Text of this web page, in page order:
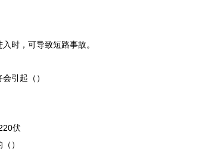
时，可导致短路事故。
引起（）
伏
）